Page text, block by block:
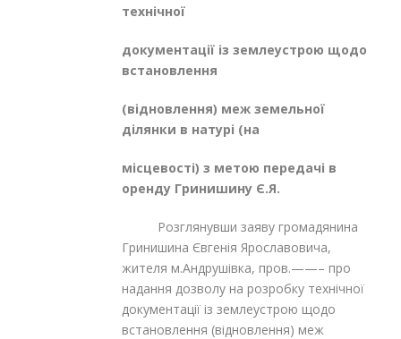
технічної
документації із землеустрою щодо
встановлення
(відновлення) меж земельної
ділянки в натурі (на
місцевості) з метою передачі в
оренду Гринишину Є.Я.
Розглянувши заяву громадянина
Гринишина Євгенія Ярославовича,
жителя м.Андрушівка, пров.——– про
надання дозволу на розробку технічної
документації із землеустрою щодо
встановлення (відновлення) меж